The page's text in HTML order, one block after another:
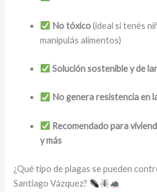
No tóxico(ideal si tenés
manipulás alimentos)
Solución sostenible y de
No genera resistencia en
Recomendado para
y más
¿Qué tipo de plagas se pueden
Santiago Vázquez?